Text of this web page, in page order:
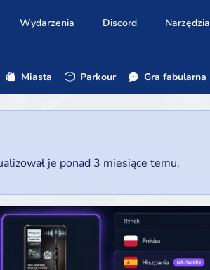
Wydarzenia Discord Narzędzia
Miasta Parkour Gra fabularna
je ponad 3 miesiące temu.